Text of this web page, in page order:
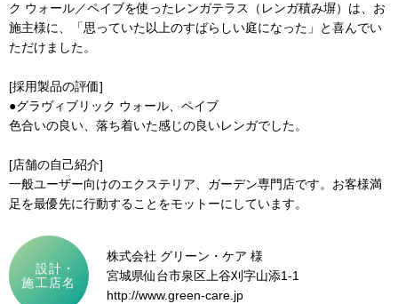
ク ウォール／ペイブを使ったレンガテラス（レンガ積み塀）は、お
施主様に、「思っていた以上のすばらしい庭になった」と喜んでい
ただけました。
[採用製品の評価]
●グラヴィブリック ウォール、ペイブ
色合いの良い、落ち着いた感じの良いレンガでした。
[店舗の自己紹介]
一般ユーザー向けのエクステリア、ガーデン専門店です。お客様満
足を最優先に行動することをモットーにしています。
設計・
施工店名
株式会社 グリーン・ケア 様
宮城県仙台市泉区上谷刈字山添1-1
http://www.green-care.jp